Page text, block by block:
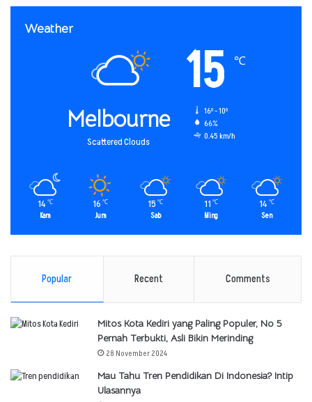
Weather
Melbourne
Scattered Clouds
15 ℃
16º - 10º
66%
0.45 km/h
14 ℃
Kam
16 ℃
Jum
15 ℃
Sab
11 ℃
Ming
14℃
Sen
Popular Recent Comments
Mitos Kota Kediri yang Paling Populer, No 5
Pernah Terbukti, Asli Bikin Merinding
28 November 2024
Mau Tahu Tren Pendidikan Di Indonesia? Intip
Ulasannya